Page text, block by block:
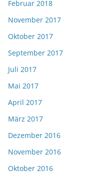
Februar 2018
November 2017
Oktober 2017
September 2017
Juli 2017
Mai 2017
April 2017
März 2017
Dezember 2016
November 2016
Oktober 2016